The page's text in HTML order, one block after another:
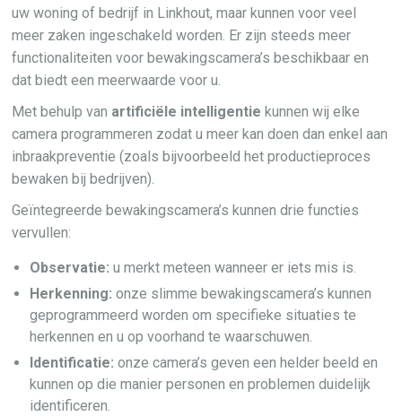
uw woning of bedrijf in Linkhout, maar kunnen voor veel
meer zaken ingeschakeld worden. Er zijn steeds meer
functionaliteiten voor bewakingscamera’s beschikbaar en
dat biedt een meerwaarde voor u.
Met behulp van artificiële intelligentie kunnen wij elke
camera programmeren zodat u meer kan doen dan enkel aan
inbraakpreventie (zoals bijvoorbeeld het productieproces
bewaken bij bedrijven).
Geïntegreerde bewakingscamera’s kunnen drie functies
vervullen:
Observatie: u merkt meteen wanneer er iets mis is.
Herkenning: onze slimme bewakingscamera’s kunnen
geprogrammeerd worden om specifieke situaties te
herkennen en u op voorhand te waarschuwen.
Identificatie: onze camera’s geven een helder beeld en
kunnen op die manier personen en problemen duidelijk
identificeren.